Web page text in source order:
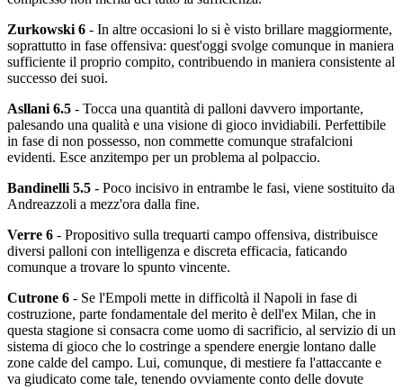
Zurkowski 6 - In altre occasioni lo si è visto brillare maggiormente,
soprattutto in fase offensiva: quest'oggi svolge comunque in maniera
sufficiente il proprio compito, contribuendo in maniera consistente al
successo dei suoi.
Asllani 6.5 - Tocca una quantità di palloni davvero importante,
palesando una qualità e una visione di gioco invidiabili. Perfettibile
in fase di non possesso, non commette comunque strafalcioni
evidenti. Esce anzitempo per un problema al polpaccio.
Bandinelli 5.5 - Poco incisivo in entrambe le fasi, viene sostituito da
Andreazzoli a mezz'ora dalla fine.
Verre 6 - Propositivo sulla trequarti campo offensiva, distribuisce
diversi palloni con intelligenza e discreta efficacia, faticando
comunque a trovare lo spunto vincente.
Cutrone 6 - Se l'Empoli mette in difficoltà il Napoli in fase di
costruzione, parte fondamentale del merito è dell'ex Milan, che in
questa stagione si consacra come uomo di sacrificio, al servizio di un
sistema di gioco che lo costringe a spendere energie lontano dalle
zone calde del campo. Lui, comunque, di mestiere fa l'attaccante e
va giudicato come tale, tenendo ovviamente conto delle dovute